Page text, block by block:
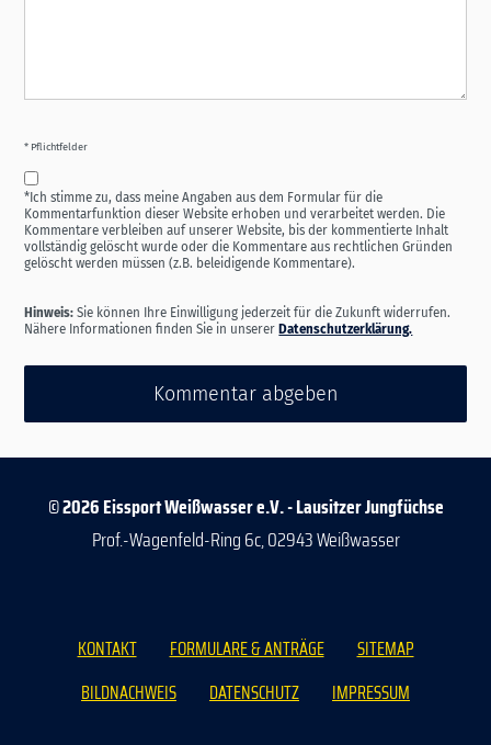
* Pflichtfelder
*Ich stimme zu, dass meine Angaben aus dem Formular für die
Kommentarfunktion dieser Website erhoben und verarbeitet werden. Die
Kommentare verbleiben auf unserer Website, bis der kommentierte Inhalt
vollständig gelöscht wurde oder die Kommentare aus rechtlichen Gründen
gelöscht werden müssen (z.B. beleidigende Kommentare).
Hinweis: Sie können Ihre Einwilligung jederzeit für die Zukunft widerrufen.
Nähere Informationen finden Sie in unsererDatenschutzerklärung.
Kommentar abgeben
© 2026 Eissport Weißwasser e.V. - Lausitzer Jungfüchse
Prof.-Wagenfeld-Ring 6c, 02943 Weißwasser
KONTAKT FORMULARE & ANTRÄGE
SITEMAP
BILDNACHWEIS
DATENSCHUTZ IMPRESSUM